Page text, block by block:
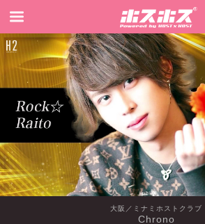
大阪／ミナミホストクラブ
Chrono